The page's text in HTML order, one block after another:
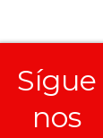
Sígue
nos